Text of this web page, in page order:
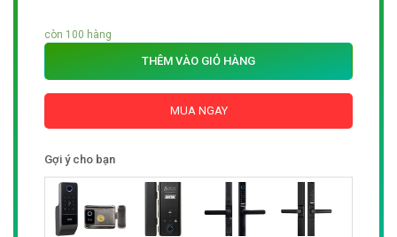
còn 100 hàng
THÊM VÀO GIỎ HÀNG
MUA NGAY
Gợi ý cho bạn